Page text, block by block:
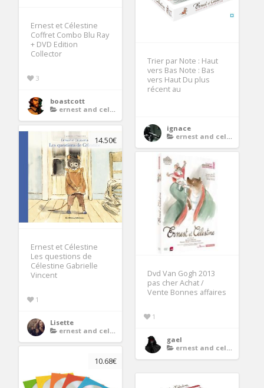
Ernest et Célestine
Coffret Combo Blu Ray
+ DVD Edition
Collector
3
boastcott
ernest and celestine dvd
Trier par Note : Haut
vers Bas Note : Bas
vers Haut Du plus
récent au
ignace
ernest and celestine dvd
14.50€
Ernest et Célestine
Les questions de
Célestine Gabrielle
Vincent
1
Lisette
ernest and celestine dvd
Dvd Van Gogh 2013
pas cher Achat /
Vente Bonnes affaires
1
gael
ernest and celestine dvd
10.68€